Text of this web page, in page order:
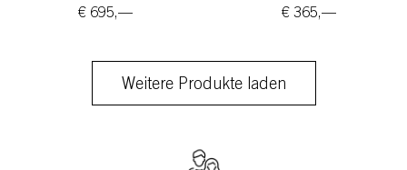
€ 695,—
€ 365,—
Weitere Produkte laden